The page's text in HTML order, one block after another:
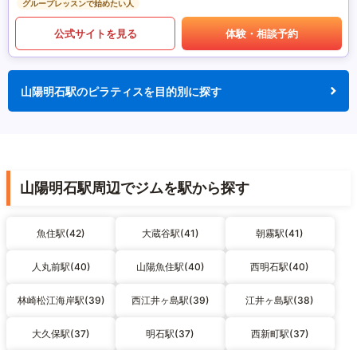
グループレッスンで始めたい人
公式サイトを見る 体験・相談予約
山陽明石駅のピラティスを目的別に探す
山陽明石駅周辺でジムを駅から探す
魚住駅(42) 大蔵谷駅(41) 朝霧駅(41)
人丸前駅(40) 山陽魚住駅(40) 西明石駅(40)
林崎松江海岸駅(39) 西江井ヶ島駅(39) 江井ヶ島駅(38)
大久保駅(37) 明石駅(37) 西新町駅(37)